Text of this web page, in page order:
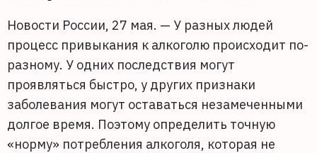
Новости России, 27 мая. — У разных людей
процесс привыкания к алкоголю происходит по-
разному. У одних последствия могут
проявляться быстро, у других признаки
заболевания могут оставаться незамеченными
долгое время. Поэтому определить точную
«норму» потребления алкоголя, которая не